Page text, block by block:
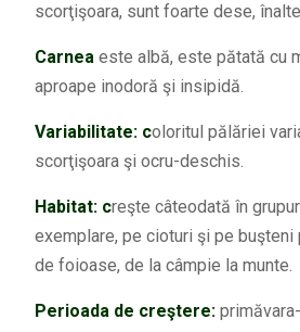
scorţişoara, sunt foarte dese,
Carneaeste albă, este pătată cu
aproape inodoră şi insipidă.
Variabilitate: coloritul pălăriei
scorţişoara şi ocru-deschis.
Habitat: creşte câteodată în
exemplare, pe cioturi şi pe
de foioase, de la câmpie la munte.
Perioada de creştere: